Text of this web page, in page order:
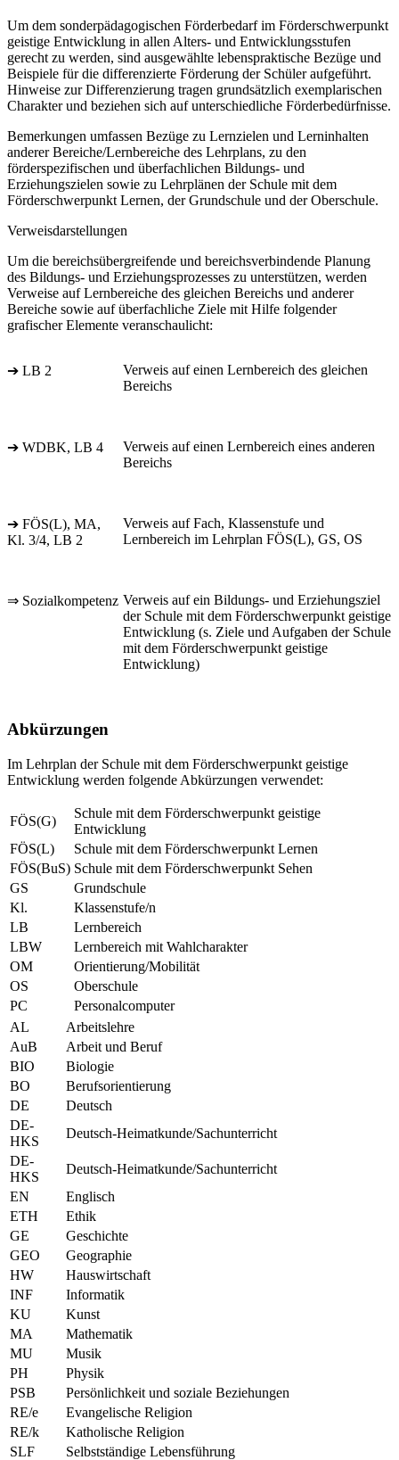
Um dem sonderpädagogischen Förderbedarf im Förderschwerpunkt
geistige Entwicklung in allen Alters- und Entwicklungsstufen
gerecht zu werden, sind ausgewählte lebenspraktische Bezüge und
Beispiele für die differenzierte Förderung der Schüler aufgeführt.
Hinweise zur Differenzierung tragen grundsätzlich exemplarischen
Charakter und beziehen sich auf unterschiedliche Förderbedürfnisse.
Bemerkungen umfassen Bezüge zu Lernzielen und Lerninhalten
anderer Bereiche/Lernbereiche des Lehrplans, zu den
förderspezifischen und überfachlichen Bildungs- und
Erziehungszielen sowie zu Lehrplänen der Schule mit dem
Förderschwerpunkt Lernen, der Grundschule und der Oberschule.
Verweisdarstellungen
Um die bereichsübergreifende und bereichsverbindende Planung
des Bildungs- und Erziehungsprozesses zu unterstützen, werden
Verweise auf Lernbereiche des gleichen Bereichs und anderer
Bereiche sowie auf überfachliche Ziele mit Hilfe folgender
grafischer Elemente veranschaulicht:
➔ LB 2
Verweis auf einen Lernbereich des gleichen
Bereichs
➔ WDBK, LB 4
Verweis auf einen Lernbereich eines anderen
Bereichs
➔ FÖS(L), MA,
Kl. 3/4, LB 2
Verweis auf Fach, Klassenstufe und
Lernbereich im Lehrplan FÖS(L), GS, OS
⇒ Sozialkompetenz Verweis auf ein Bildungs- und Erziehungsziel
der Schule mit dem Förderschwerpunkt geistige
Entwicklung (s. Ziele und Aufgaben der Schule
mit dem Förderschwerpunkt geistige
Entwicklung)
Abkürzungen
Im Lehrplan der Schule mit dem Förderschwerpunkt geistige
Entwicklung werden folgende Abkürzungen verwendet:
FÖS(G)
Schule mit dem Förderschwerpunkt geistige
Entwicklung
FÖS(L)
Schule mit dem Förderschwerpunkt Lernen
FÖS(BuS) Schule mit dem Förderschwerpunkt Sehen
GS
Grundschule
Kl.
Klassenstufe/n
LB
Lernbereich
LBW
Lernbereich mit Wahlcharakter
OM
Orientierung/Mobilität
OS
Oberschule
PC
Personalcomputer
AL
Arbeitslehre
AuB
Arbeit und Beruf
BIO
Biologie
BO
Berufsorientierung
DE
Deutsch
DE-
HKS
Deutsch-Heimatkunde/Sachunterricht
DE-
HKS
Deutsch-Heimatkunde/Sachunterricht
EN
Englisch
ETH
Ethik
GE
Geschichte
GEO
Geographie
HW
Hauswirtschaft
INF
Informatik
KU
Kunst
MA
Mathematik
MU
Musik
PH
Physik
PSB
Persönlichkeit und soziale Beziehungen
RE/e
Evangelische Religion
RE/k
Katholische Religion
SLF
Selbstständige Lebensführung